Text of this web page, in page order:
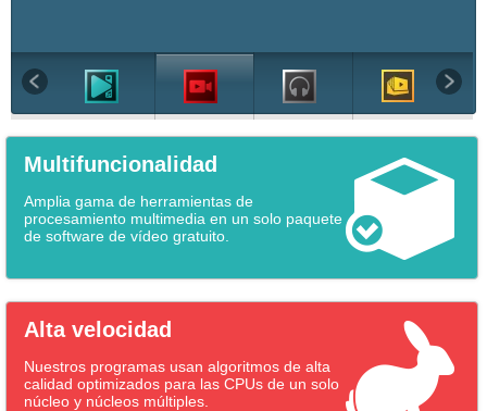
Multifuncionalidad
Amplia gama de herramientas de
procesamiento multimedia en un solo paquete
de software de vídeo gratuito.
Alta velocidad
Nuestros programas usan algoritmos de alta
calidad optimizados para las CPUs de un solo
núcleo y núcleos múltiples.